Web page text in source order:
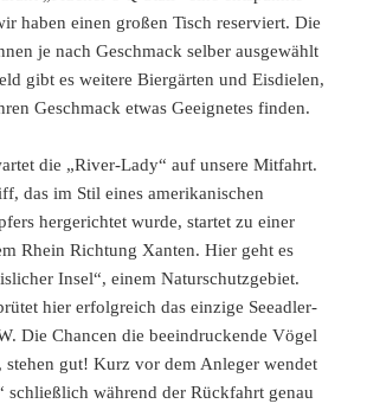
haben einen großen Tisch reserviert. Die
je nach Geschmack selber ausgewählt
gibt es weitere Biergärten und Eisdielen,
Geschmack etwas Geeignetes finden.
die „River-Lady“ auf unsere Mitfahrt.
das im Stil eines amerikanischen
hergerichtet wurde, startet zu einer
Rhein Richtung Xanten. Hier geht es
Insel“, einem Naturschutzgebiet.
hier erfolgreich das einzige Seeadler-
Die Chancen die beeindruckende Vögel
stehen gut! Kurz vor dem Anleger wendet
schließlich während der Rückfahrt genau